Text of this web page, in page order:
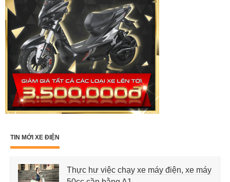
TIN MỚI XE ĐIỆN
Thực hư việc chạy xe máy điện, xe máy